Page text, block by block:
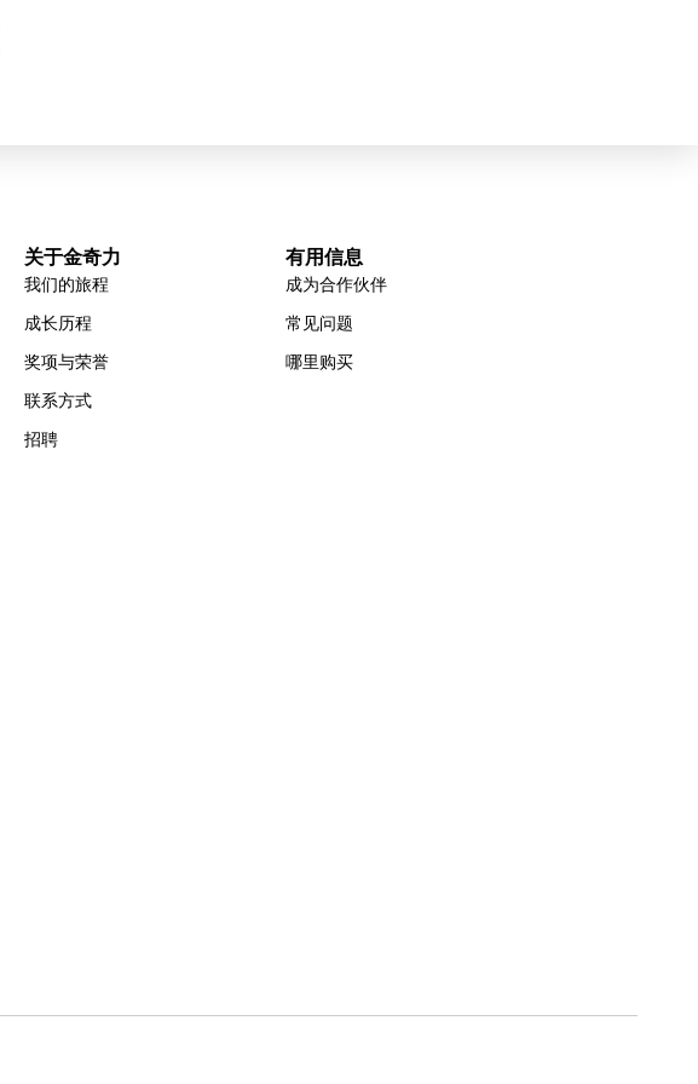
关于金奇力
我们的旅程
成长历程
奖项与荣誉
联系方式
招聘
有用信息
成为合作伙伴
常见问题
哪里购买